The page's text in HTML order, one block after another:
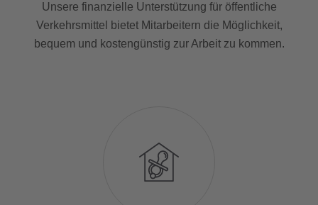
Unsere finanzielle Unterstützung für öffentliche
Verkehrsmittel bietet Mitarbeitern die Möglichkeit,
bequem und kostengünstig zur Arbeit zu kommen.